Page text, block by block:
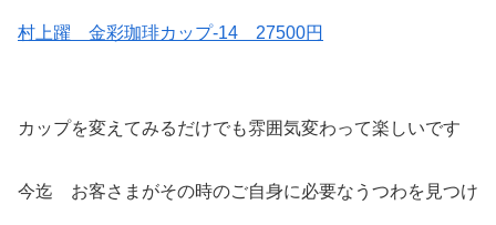
村上躍 金彩珈琲カップ-14 27500円
カップを変えてみるだけでも雰囲気変わって楽しいです
今迄 お客さまがその時のご自身に必要なうつわを見つけ